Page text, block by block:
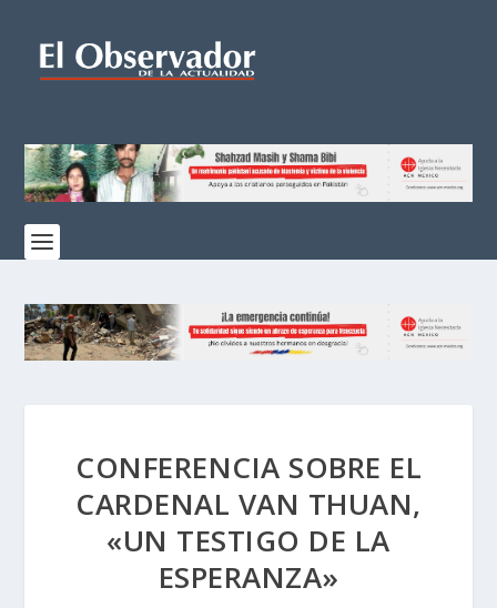
CONFERENCIA SOBRE EL
CARDENAL VAN THUAN,
«UN TESTIGO DE LA
ESPERANZA»